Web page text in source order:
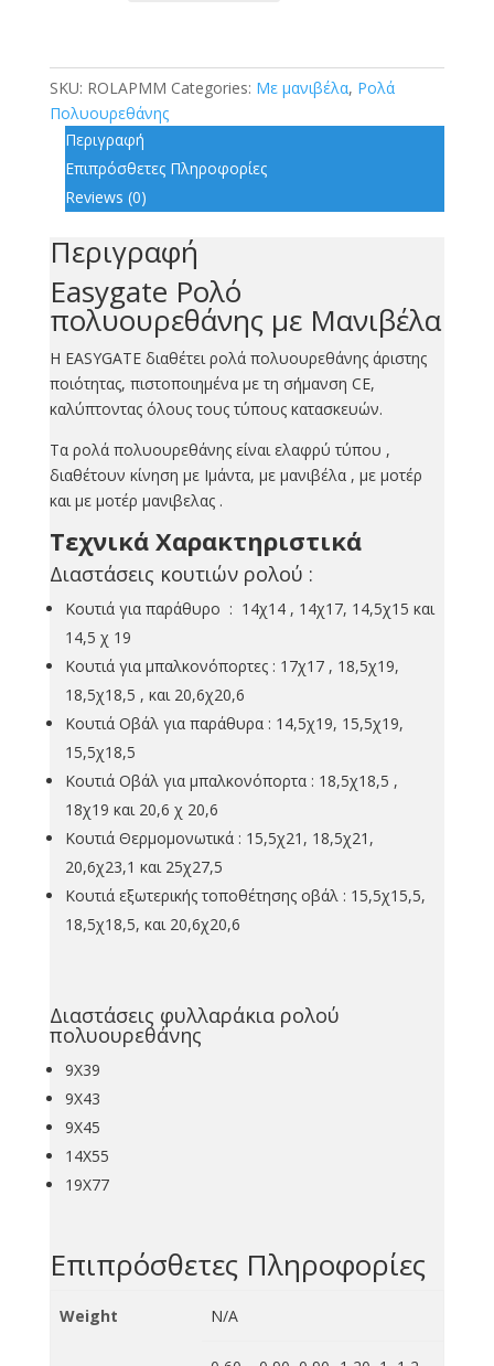
SKU: ROLAPMM Categories: Με μανιβέλα, Ρολά
Πολυουρεθάνης
Περιγραφή
Επιπρόσθετες Πληροφορίες
Reviews (0)
Περιγραφή
Easygate Ρολό
πολυουρεθάνης με Μανιβέλα
Η EASYGATE διαθέτει ρολά πολυουρεθάνης άριστης
ποιότητας, πιστοποιημένα με τη σήμανση CE,
καλύπτοντας όλους τους τύπους κατασκευών.
Τα ρολά πολυουρεθάνης είναι ελαφρύ τύπου ,
διαθέτουν κίνηση με Ιμάντα, με μανιβέλα , με μοτέρ
και με μοτέρ μανιβελας .
Τεχνικά Χαρακτηριστικά
Διαστάσεις κουτιών ρολού :
Κουτιά για παράθυρο : 14χ14 , 14χ17, 14,5χ15 και
14,5 χ 19
Κουτιά για μπαλκονόπορτες : 17χ17 , 18,5χ19,
18,5χ18,5 , και 20,6χ20,6
Κουτιά Οβάλ για παράθυρα : 14,5χ19, 15,5χ19,
15,5χ18,5
Κουτιά Οβάλ για μπαλκονόπορτα : 18,5χ18,5 ,
18χ19 και 20,6 χ 20,6
Κουτιά Θερμομονωτικά : 15,5χ21, 18,5χ21,
20,6χ23,1 και 25χ27,5
Κουτιά εξωτερικής τοποθέτησης οβάλ : 15,5χ15,5,
18,5χ18,5, και 20,6χ20,6
Διαστάσεις φυλλαράκια ρολού
πολυουρεθάνης
9Χ39
9Χ43
9Χ45
14Χ55
19Χ77
Επιπρόσθετες Πληροφορίες
Weight N/A